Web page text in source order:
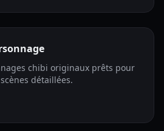
chibi originaux prêts pour
détaillées.